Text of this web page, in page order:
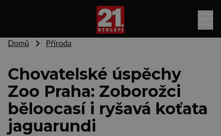
Domů Příroda
Chovatelské úspěchy
Zoo Praha: Zoborožci
běloocasí i ryšavá koťata
jaguarundi